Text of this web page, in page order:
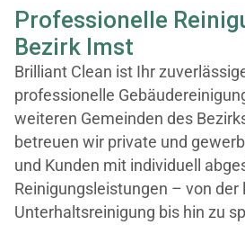
Professionelle
Bezirk Imst
Brilliant Clean ist Ihr
professionelle
weiteren Gemeinden des
betreuen wir private und
und Kunden mit individuell
Reinigungsleistungen – von der
Unterhaltsreinigung bis hin zu